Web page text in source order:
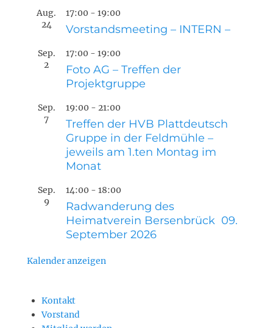
Aug.
24
17:00 - 19:00
Vorstandsmeeting – INTERN –
Sep.
2
17:00 - 19:00
Foto AG – Treffen der
Projektgruppe
Sep.
7
19:00 - 21:00
Treffen der HVB Plattdeutsch
Gruppe in der Feldmühle –
jeweils am 1.ten Montag im
Monat
Sep.
9
14:00 - 18:00
Radwanderung des
Heimatverein Bersenbrück 09.
September 2026
Kalender anzeigen
Kontakt
Vorstand